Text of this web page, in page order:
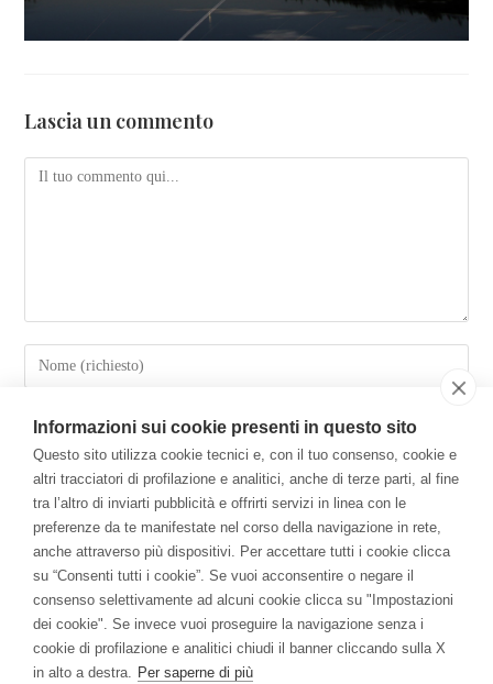
Lascia un commento
Salva il mio nome, email e sito web in questo browser per la
prossima volta che commento.
Informazioni sui cookie presenti in questo sito
Questo sito utilizza cookie tecnici e, con il tuo consenso, cookie e
altri tracciatori di profilazione e analitici, anche di terze parti, al fine
tra l’altro di inviarti pubblicità e offrirti servizi in linea con le
preferenze da te manifestate nel corso della navigazione in rete,
anche attraverso più dispositivi. Per accettare tutti i cookie clicca
su “Consenti tutti i cookie”. Se vuoi acconsentire o negare il
consenso selettivamente ad alcuni cookie clicca su "Impostazioni
dei cookie". Se invece vuoi proseguire la navigazione senza i
cookie di profilazione e analitici chiudi il banner cliccando sulla X
in alto a destra. Per saperne di più